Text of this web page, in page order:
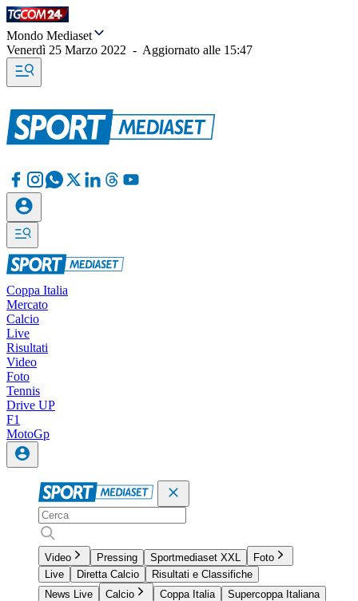
Mondo Mediaset
Venerdì 25 Marzo 2022 - Aggiornato alle 15:47
Coppa Italia
Mercato
Calcio
Live
Risultati
Video
Foto
Tennis
Drive UP
F1
MotoGp
Video Pressing Sportmediaset XXL
Foto
Live
Diretta Calcio
Risultati e Classifiche
News Live
Calcio Coppa Italia
Supercoppa Italiana